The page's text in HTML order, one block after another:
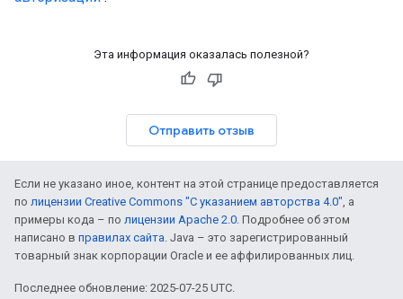
Эта информация оказалась полезной?
Отправить отзыв
Если не указано иное, контент на этой странице предоставляется
по лицензии Creative Commons "С указанием авторства 4.0", а
примеры кода – по лицензии Apache 2.0. Подробнее об этом
написано в правилах сайта. Java – это зарегистрированный
товарный знак корпорации Oracle и ее аффилированных лиц.
Последнее обновление: 2025-07-25 UTC.